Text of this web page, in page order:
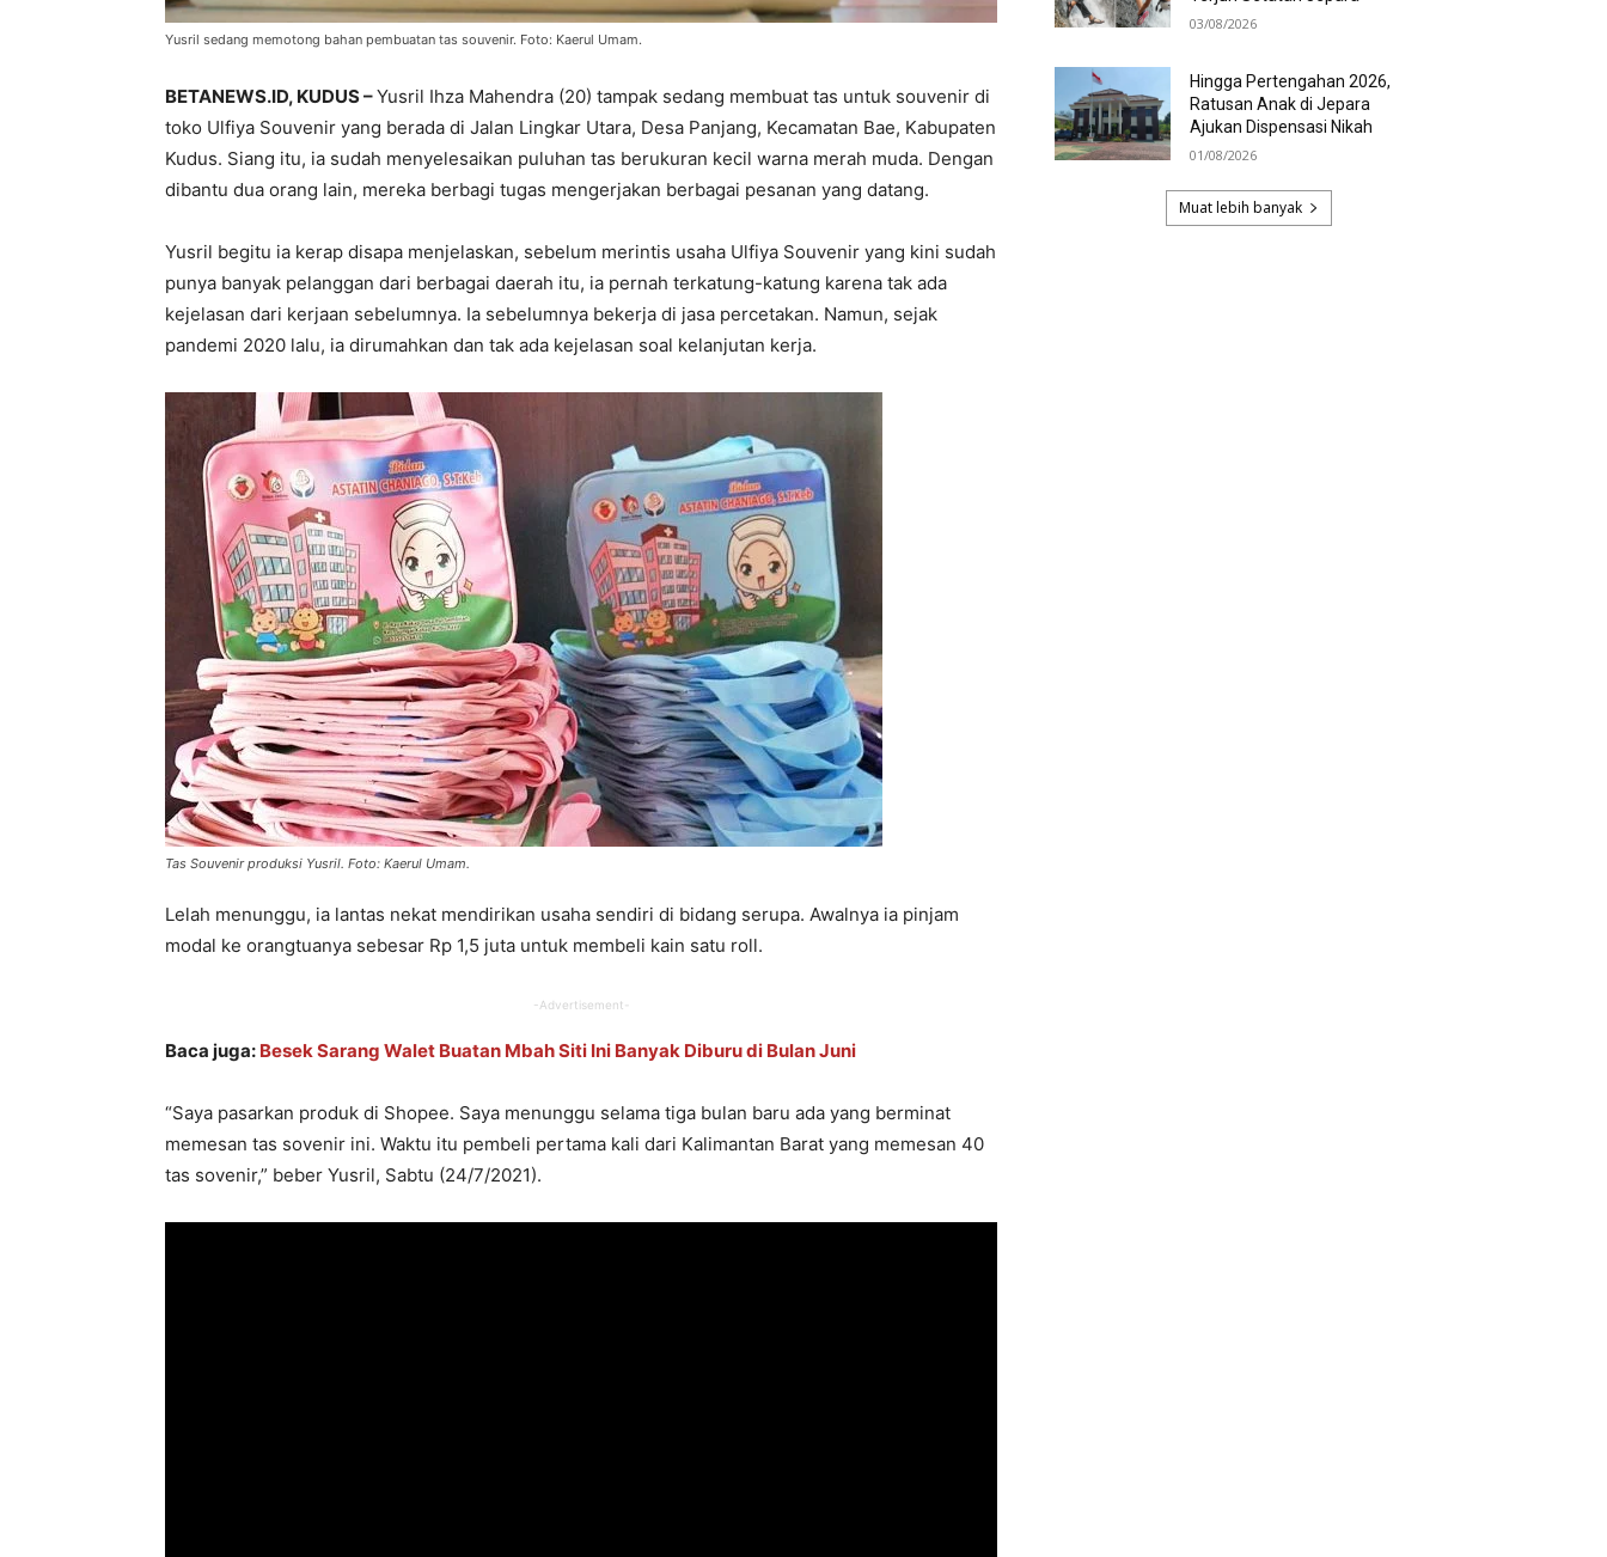
Yusril sedang memotong bahan pembuatan tas souvenir. Foto: Kaerul Umam.
BETANEWS.ID, KUDUS –Yusril Ihza Mahendra (20) tampak sedang membuat tas untuk souvenir di
toko Ulfiya Souvenir yang berada di Jalan Lingkar Utara, Desa Panjang, Kecamatan Bae, Kabupaten
Kudus. Siang itu, ia sudah menyelesaikan puluhan tas berukuran kecil warna merah muda. Dengan
dibantu dua orang lain, mereka berbagi tugas mengerjakan berbagai pesanan yang datang.
Yusril begitu ia kerap disapa menjelaskan, sebelum merintis usaha Ulfiya Souvenir yang kini sudah
punya banyak pelanggan dari berbagai daerah itu, ia pernah terkatung-katung karena tak ada
kejelasan dari kerjaan sebelumnya. Ia sebelumnya bekerja di jasa percetakan. Namun, sejak
pandemi 2020 lalu, ia dirumahkan dan tak ada kejelasan soal kelanjutan kerja.
Tas Souvenir produksi Yusril. Foto: Kaerul Umam.
Lelah menunggu, ia lantas nekat mendirikan usaha sendiri di bidang serupa. Awalnya ia pinjam
modal ke orangtuanya sebesar Rp 1,5 juta untuk membeli kain satu roll.
-Advertisement-
Baca juga: Besek Sarang Walet Buatan Mbah Siti Ini Banyak Diburu di Bulan Juni
“Saya pasarkan produk di Shopee. Saya menunggu selama tiga bulan baru ada yang berminat
memesan tas sovenir ini. Waktu itu pembeli pertama kali dari Kalimantan Barat yang memesan 40
tas sovenir,” beber Yusril, Sabtu (24/7/2021).
03/08/2026
Hingga Pertengahan 2026,
Ratusan Anak di Jepara
Ajukan Dispensasi Nikah
01/08/2026
Muat lebih banyak